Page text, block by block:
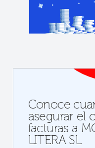
Conoce
asegurar el
facturas a
LITERA SL